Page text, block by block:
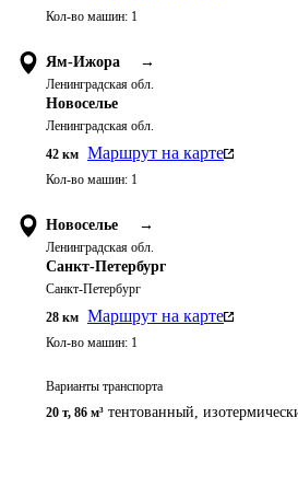
Кол-во машин: 1
Ям-Ижора →
Ленинградская обл.
Новоселье
Ленинградская обл.
42 км Маршрут на карте
Кол-во машин: 1
Новоселье →
Ленинградская обл.
Санкт-Петербург
Санкт-Петербург
28 км Маршрут на карте
Кол-во машин: 1
Варианты транспорта
20 т, 86 м³ тентованный,